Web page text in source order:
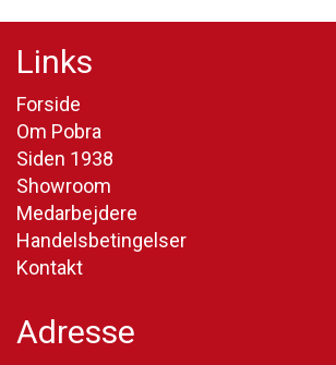
Links
Forside
Om Pobra
Siden 1938
Showroom
Medarbejdere
Handelsbetingelser
Kontakt
Adresse